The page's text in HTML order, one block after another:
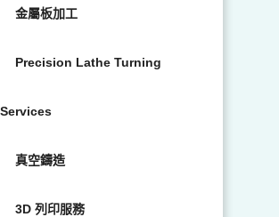
金屬板加工
Precision Lathe Turning
Services
真空鑄造
3D 列印服務